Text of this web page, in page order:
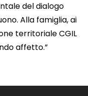
del dialogo
Alla famiglia, ai
territoriale CGIL
affetto.”